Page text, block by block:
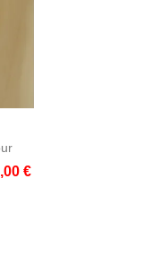
€